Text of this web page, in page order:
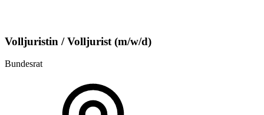
Volljuristin / Volljurist (m/w/d)
Bundesrat